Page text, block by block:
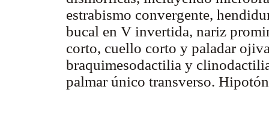
estrabismo convergente,
bucal en V invertida, nariz
corto, cuello corto y paladar
braquimesodactilia y
palmar único transverso.